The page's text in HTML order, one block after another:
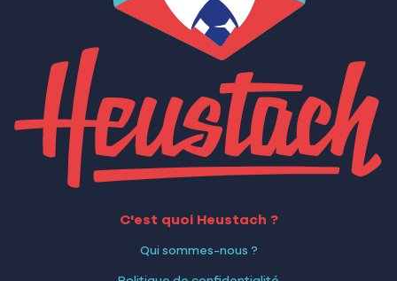
C'est quoi Heustach ?
Qui sommes-nous ?